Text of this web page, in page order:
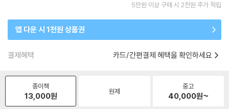
5만원 이상 구매 시 2천원 추가 적립
앱 다운 시 1천원 상품권
결제혜택 카드/간편결제 혜택을 확인하세요
종이책
13,000원 원제
중고
40,000원~